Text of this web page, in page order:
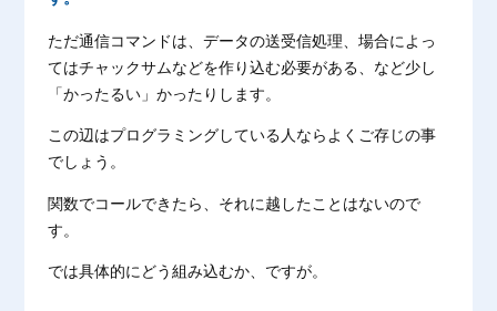
ただ通信コマンドは、データの送受信処理、場合によっ
てはチャックサムなどを作り込む必要がある、など少し
「かったるい」かったりします。
この辺はプログラミングしている人ならよくご存じの事
でしょう。
関数でコールできたら、それに越したことはないので
す。
では具体的にどう組み込むか、ですが。